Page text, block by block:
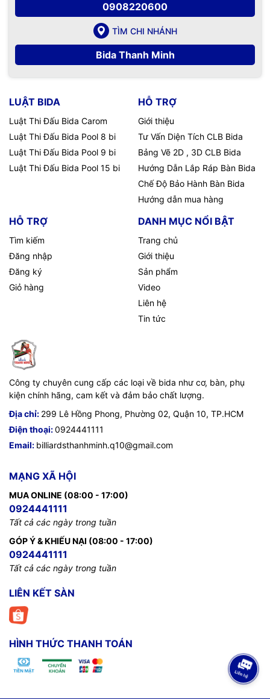
0908220600
TÌM CHI NHÁNH
Bida Thanh Minh
LUẬT BIDA
Luật Thi Đấu Bida Carom
Luật Thi Đấu Bida Pool 8 bi
Luật Thi Đấu Bida Pool 9 bi
Luật Thi Đấu Bida Pool 15 bi
HỖ TRỢ
Giới thiệu
Tư Vấn Diện Tích CLB Bida
Bảng Vẽ 2D , 3D CLB Bida
Hướng Dẫn Lắp Ráp Bàn Bida
Chế Độ Bảo Hành Bàn Bida
Hướng dẫn mua hàng
HỖ TRỢ
Tìm kiếm
Đăng nhập
Đăng ký
Giỏ hàng
DANH MỤC NỔI BẬT
Trang chủ
Giới thiệu
Sản phẩm
Video
Liên hệ
Tin tức
Công ty chuyên cung cấp các loại về bida như cơ, bàn, phụ
kiện chính hãng, cam kết và đảm bảo chất lượng.
Địa chỉ: 299 Lê Hồng Phong, Phường 02, Quận 10, TP.HCM
Điện thoại:0924441111
Email: billiardsthanhminh.q10@gmail.com
MẠNG XÃ HỘI
MUA ONLINE (08:00 - 17:00)
0924441111
Tất cả các ngày trong tuần
GÓP Ý & KHIẾU NẠI (08:00 - 17:00)
0924441111
Tất cả các ngày trong tuần
LIÊN KẾT SÀN
HÌNH THỨC THANH TOÁN